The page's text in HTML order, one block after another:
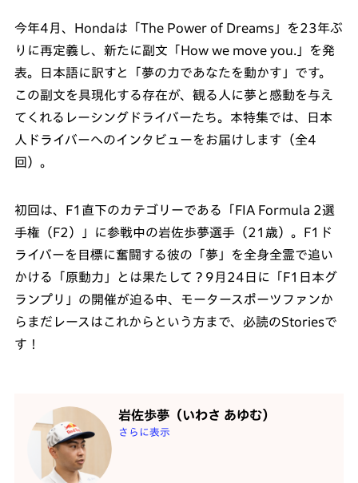
今年4月、Hondaは「The Power of Dreams」を23年ぶ
りに再定義し、新たに副文「How we move you.」を発
表。日本語に訳すと「夢の力であなたを動かす」です。
この副文を具現化する存在が、観る人に夢と感動を与え
てくれるレーシングドライバーたち。本特集では、日本
人ドライバーへのインタビューをお届けします（全4
回）。
初回は、F1直下のカテゴリーである「FIA Formula 2選
手権（F2）」に参戦中の岩佐歩夢選手（21歳）。F1ド
ライバーを目標に奮闘する彼の「夢」を全身全霊で追い
かける「原動力」とは果たして？9月24日に「F1日本グ
ランプリ」の開催が迫る中、モータースポーツファンか
らまだレースはこれからという方まで、必読のStoriesで
す！
岩佐歩夢（いわさ あゆむ）
さらに表示